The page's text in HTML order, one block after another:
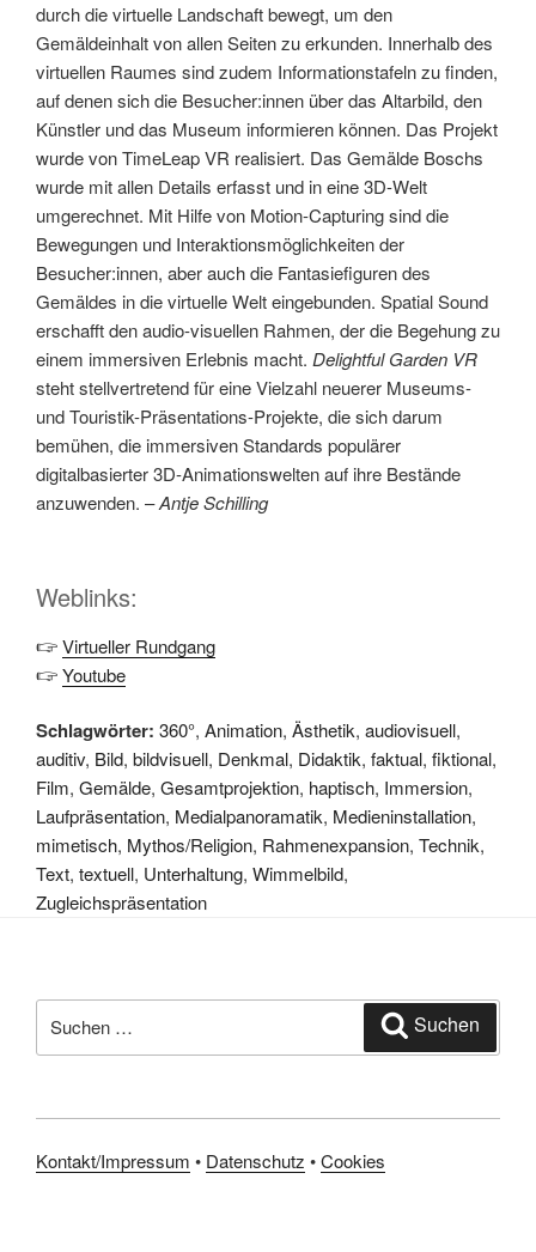
durch die virtuelle Landschaft bewegt, um den
Gemäldeinhalt von allen Seiten zu erkunden. Innerhalb des
virtuellen Raumes sind zudem Informationstafeln zu finden,
auf denen sich die Besucher:innen über das Altarbild, den
Künstler und das Museum informieren können. Das Projekt
wurde von TimeLeap VR realisiert. Das Gemälde Boschs
wurde mit allen Details erfasst und in eine 3D-Welt
umgerechnet. Mit Hilfe von Motion-Capturing sind die
Bewegungen und Interaktionsmöglichkeiten der
Besucher:innen, aber auch die Fantasiefiguren des
Gemäldes in die virtuelle Welt eingebunden. Spatial Sound
erschafft den audio-visuellen Rahmen, der die Begehung zu
einem immersiven Erlebnis macht. Delightful Garden VR
steht stellvertretend für eine Vielzahl neuerer Museums-
und Touristik-Präsentations-Projekte, die sich darum
bemühen, die immersiven Standards populärer
digitalbasierter 3D-Animationswelten auf ihre Bestände
anzuwenden. –Antje Schilling
Weblinks:
🖙Virtueller Rundgang
🖙Youtube
Schlagwörter: 360°, Animation, Ästhetik, audiovisuell,
auditiv, Bild, bildvisuell, Denkmal, Didaktik, faktual, fiktional,
Film, Gemälde, Gesamtprojektion, haptisch, Immersion,
Laufpräsentation, Medialpanoramatik, Medieninstallation,
mimetisch, Mythos/Religion, Rahmenexpansion, Technik,
Text, textuell, Unterhaltung, Wimmelbild,
Zugleichspräsentation
nach:
Suchen
Kontakt/Impressum • Datenschutz •Cookies